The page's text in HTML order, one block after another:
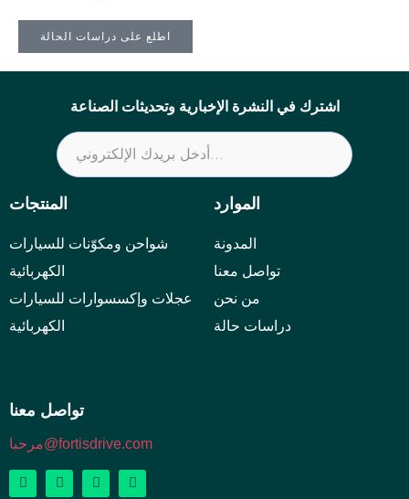
اطلع على دراسات الحالة
اشترك في النشرة الإخبارية وتحديثات الصناعة
المنتجات
شواحن ومكوّنات للسيارات
الكهربائية
عجلات وإكسسوارات للسيارات
الكهربائية
الموارد
المدونة
تواصل معنا
من نحن
دراسات حالة
تواصل معنا
مرحبا@fortisdrive.com